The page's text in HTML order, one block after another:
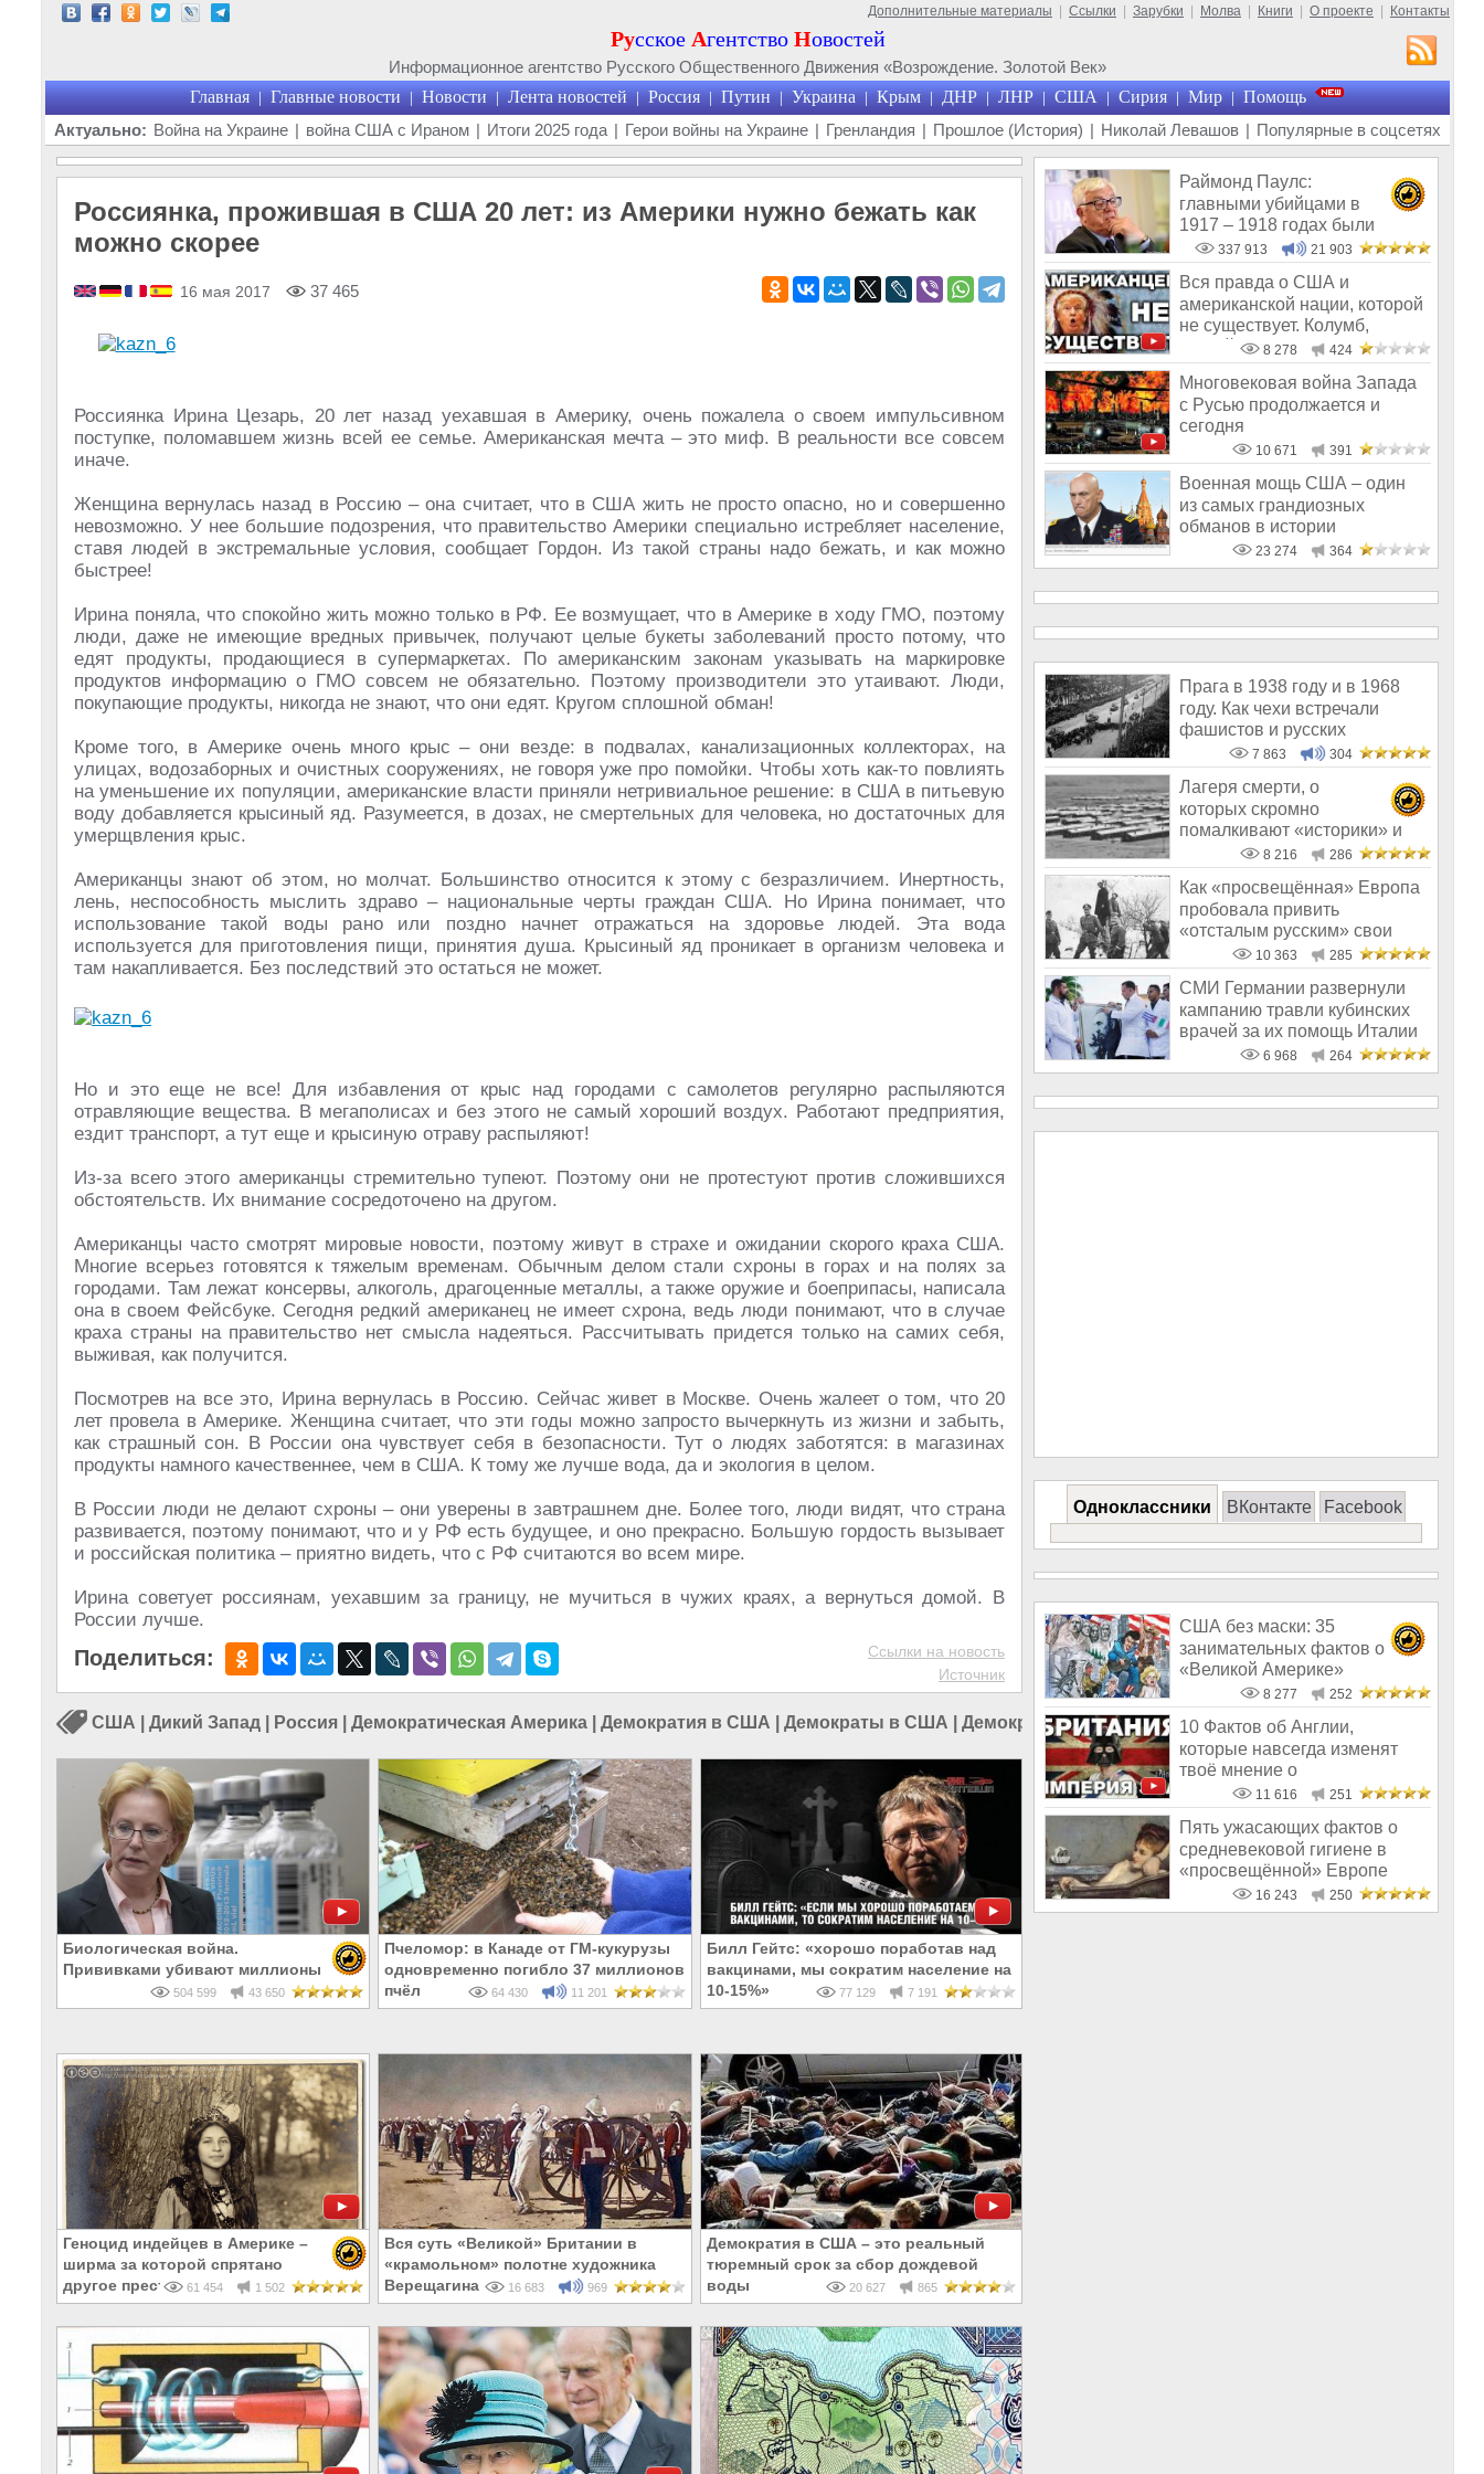
Дополнительные материалы Ссылки Зарубки Молва Книги О проекте Контакты
Русское Агентство Новостей
Информационное агентство Русского Общественного Движения «Возрождение. Золотой Век»
Главная | Главные новости | Новости | Лента новостей | Россия | Путин | Украина | Крым | ДНР | ЛНР | США | Сирия | Мир | Помощь
Актуально: Война на Украине | война США с Ираном | Итоги 2025 года | Герои войны на Украине | Гренландия | Прошлое (История) | Николай Левашов | Популярные в соцсетях
Россиянка, прожившая в США 20 лет: из Америки нужно бежать как
можно скорее
16 мая 2017 37 465
Россиянка Ирина Цезарь, 20 лет назад уехавшая в Америку, очень пожалела о своем импульсивном
поступке, поломавшем жизнь всей ее семье. Американская мечта – это миф. В реальности все совсем
иначе.
Женщина вернулась назад в Россию – она считает, что в США жить не просто опасно, но и совершенно
невозможно. У нее большие подозрения, что правительство Америки специально истребляет население,
ставя людей в экстремальные условия, сообщает Гордон. Из такой страны надо бежать, и как можно
быстрее!
Ирина поняла, что спокойно жить можно только в РФ. Ее возмущает, что в Америке в ходу ГМО, поэтому
люди, даже не имеющие вредных привычек, получают целые букеты заболеваний просто потому, что
едят продукты, продающиеся в супермаркетах. По американским законам указывать на маркировке
продуктов информацию о ГМО совсем не обязательно. Поэтому производители это утаивают. Люди,
покупающие продукты, никогда не знают, что они едят. Кругом сплошной обман!
Кроме того, в Америке очень много крыс – они везде: в подвалах, канализационных коллекторах, на
улицах, водозаборных и очистных сооружениях, не говоря уже про помойки. Чтобы хоть как-то повлиять
на уменьшение их популяции, американские власти приняли нетривиальное решение: в США в питьевую
воду добавляется крысиный яд. Разумеется, в дозах, не смертельных для человека, но достаточных для
умерщвления крыс.
Американцы знают об этом, но молчат. Большинство относится к этому с безразличием. Инертность,
лень, неспособность мыслить здраво – национальные черты граждан США. Но Ирина понимает, что
использование такой воды рано или поздно начнет отражаться на здоровье людей. Эта вода
используется для приготовления пищи, принятия душа. Крысиный яд проникает в организм человека и
там накапливается. Без последствий это остаться не может.
Но и это еще не все! Для избавления от крыс над городами с самолетов регулярно распыляются
отравляющие вещества. В мегаполисах и без этого не самый хороший воздух. Работают предприятия,
ездит транспорт, а тут еще и крысиную отраву распыляют!
Из-за всего этого американцы стремительно тупеют. Поэтому они не протестуют против сложившихся
обстоятельств. Их внимание сосредоточено на другом.
Американцы часто смотрят мировые новости, поэтому живут в страхе и ожидании скорого краха США.
Многие всерьез готовятся к тяжелым временам. Обычным делом стали схроны в горах и на полях за
городами. Там лежат консервы, алкоголь, драгоценные металлы, а также оружие и боеприпасы, написала
она в своем Фейсбуке. Сегодня редкий американец не имеет схрона, ведь люди понимают, что в случае
краха страны на правительство нет смысла надеяться. Рассчитывать придется только на самих себя,
выживая, как получится.
Посмотрев на все это, Ирина вернулась в Россию. Сейчас живет в Москве. Очень жалеет о том, что 20
лет провела в Америке. Женщина считает, что эти годы можно запросто вычеркнуть из жизни и забыть,
как страшный сон. В России она чувствует себя в безопасности. Тут о людях заботятся: в магазинах
продукты намного качественнее, чем в США. К тому же лучше вода, да и экология в целом.
В России люди не делают схроны – они уверены в завтрашнем дне. Более того, люди видят, что страна
развивается, поэтому понимают, что и у РФ есть будущее, и оно прекрасно. Большую гордость вызывает
и российская политика – приятно видеть, что с РФ считаются во всем мире.
Ирина советует россиянам, уехавшим за границу, не мучиться в чужих краях, а вернуться домой. В
России лучше.
Поделиться:
Ссылки на новость
Источник
США Дикий Запад Россия Демократическая Америка Демократия в США Демократы в США Демократия в мире|Россия и США
Биологическая война.
Прививками убивают миллионы
504 599 43 650
Пчеломор: в Канаде от ГМ-кукурузы
одновременно погибло 37 миллионов
пчёл
64 430 11 201
Билл Гейтс: «хорошо поработав над
вакцинами, мы сократим население на
10-15%»
77 129 7 191
Геноцид индейцев в Америке –
ширма за которой спрятано
другое преступление европейцев
61 454 1 502
Вся суть «Великой» Британии в
«крамольном» полотне художника
Верещагина
16 683 969
Демократия в США – это реальный
тюремный срок за сбор дождевой
воды
20 627 865
Раймонд Паулс:
главными убийцами в
1917 – 1918 годах были
латыши и евреи, а не русс
337 913 21 903
Вся правда о США и
американской нации, которой
не существует. Колумб,
закрой Америк
8 278 424
Многовековая война Запада
с Русью продолжается и
сегодня
10 671 391
Военная мощь США – один
из самых грандиозных
обманов в истории
человечества
23 274 364
Прага в 1938 году и в 1968
году. Как чехи встречали
фашистов и русских
7 863 304
Лагеря смерти, о
которых скромно
помалкивают «историки» и
«правозащитники»
8 216 286
Как «просвещённая» Европа
пробовала привить
«отсталым русским» свои
ценности. 18+
10 363 285
СМИ Германии развернули
кампанию травли кубинских
врачей за их помощь Италии
6 968 264
Одноклассники ВКонтакте Facebook
США без маски: 35
занимательных фактов о
«Великой Америке»
8 277 252
10 Фактов об Англии,
которые навсегда изменят
твоё мнение о
Великобритании и короле
11 616 251
Пять ужасающих фактов о
средневековой гигиене в
«просвещённой» Европе
16 243 250